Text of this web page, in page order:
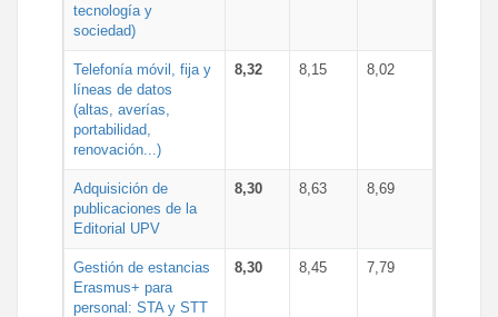
tecnología y
sociedad)
Telefonía móvil, fija y
líneas de datos
(altas, averías,
portabilidad,
renovación...)
8,32 8,15 8,02
Adquisición de
publicaciones de la
Editorial UPV
8,30 8,63 8,69
Gestión de estancias
Erasmus+ para
personal: STA y STT
8,30 8,45 7,79